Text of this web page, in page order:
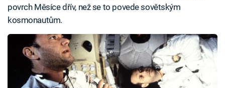
povrch Měsíce dřív, než se to povede sovětským
kosmonautům.